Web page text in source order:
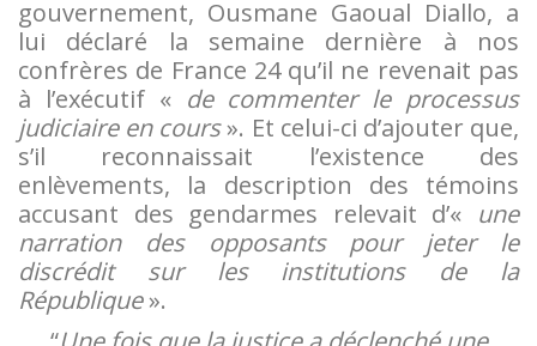
gouvernement, Ousmane Gaoual Diallo, a
lui déclaré la semaine dernière à nos
confrères de France 24 qu’il ne revenait pas
à l’exécutif « de commenter le processus
judiciaire en cours». Et celui-ci d’ajouter que,
s’il reconnaissait l’existence des
enlèvements, la description des témoins
accusant des gendarmes relevait d’« une
narration des opposants pour jeter le
discrédit sur les institutions de la
République».